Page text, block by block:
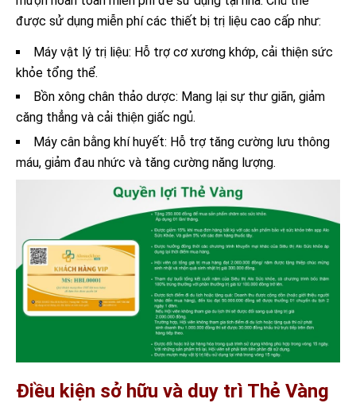
được sử dụng miễn phí các thiết bị trị liệu cao cấp như:
Máy vật lý trị liệu: Hỗ trợ cơ xương khớp, cải thiện sức
khỏe tổng thể.
Bồn xông chân thảo dược: Mang lại sự thư giãn, giảm
căng thẳng và cải thiện giấc ngủ.
Máy cân bằng khí huyết: Hỗ trợ tăng cường lưu thông
máu, giảm đau nhức và tăng cường năng lượng.
Điều kiện sở hữu và duy trì Thẻ Vàng